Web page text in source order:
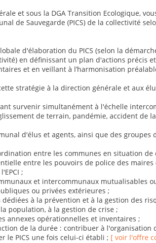
et sous la DGA Transition Ecologique,
de Sauvegarde (PICS) de la collectivité
d'élaboration du PICS (selon la
en définissant un plan d'actions précis
et en veillant à l’harmonisation
stratégie à la direction générale et aux
survenir simultanément à l'échelle
de terrain, pandémie, accident de
d'élus et agents, ainsi que des groupes
entre les communes en situation de
entre les pouvoirs de police des maires
;
et intercommunaux mutualisables
ou privées extérieures ;
à la prévention et à la gestion des
population, à la gestion de crise ;
annexes opérationnelles et inventaires ;
de la durée : contribuer à l'organisation
le PICS une fois celui-ci établi ; [ voir l'offre